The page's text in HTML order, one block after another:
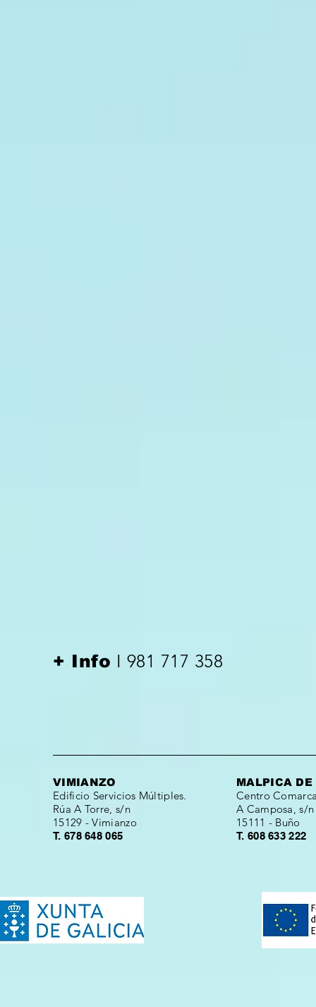
+ Info I 981 717 358
VIMIANZO
Edificio Servicios Múltiples.
Rúa A Torre, s/n
15129 - Vimianzo
T. 678 648 065
MALPICA
Centro
A Camposa, s/n
15111 - Buño
T. 608 633 222